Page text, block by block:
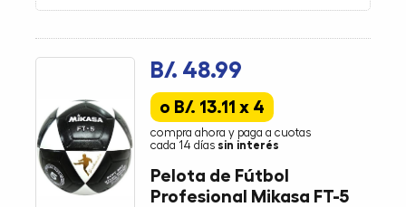
B/. 48.99
o B/. 13.11 x 4
compra ahora y paga a cuotas
cada 14 días sin interés
Pelota de Fútbol
Profesional Mikasa FT-5